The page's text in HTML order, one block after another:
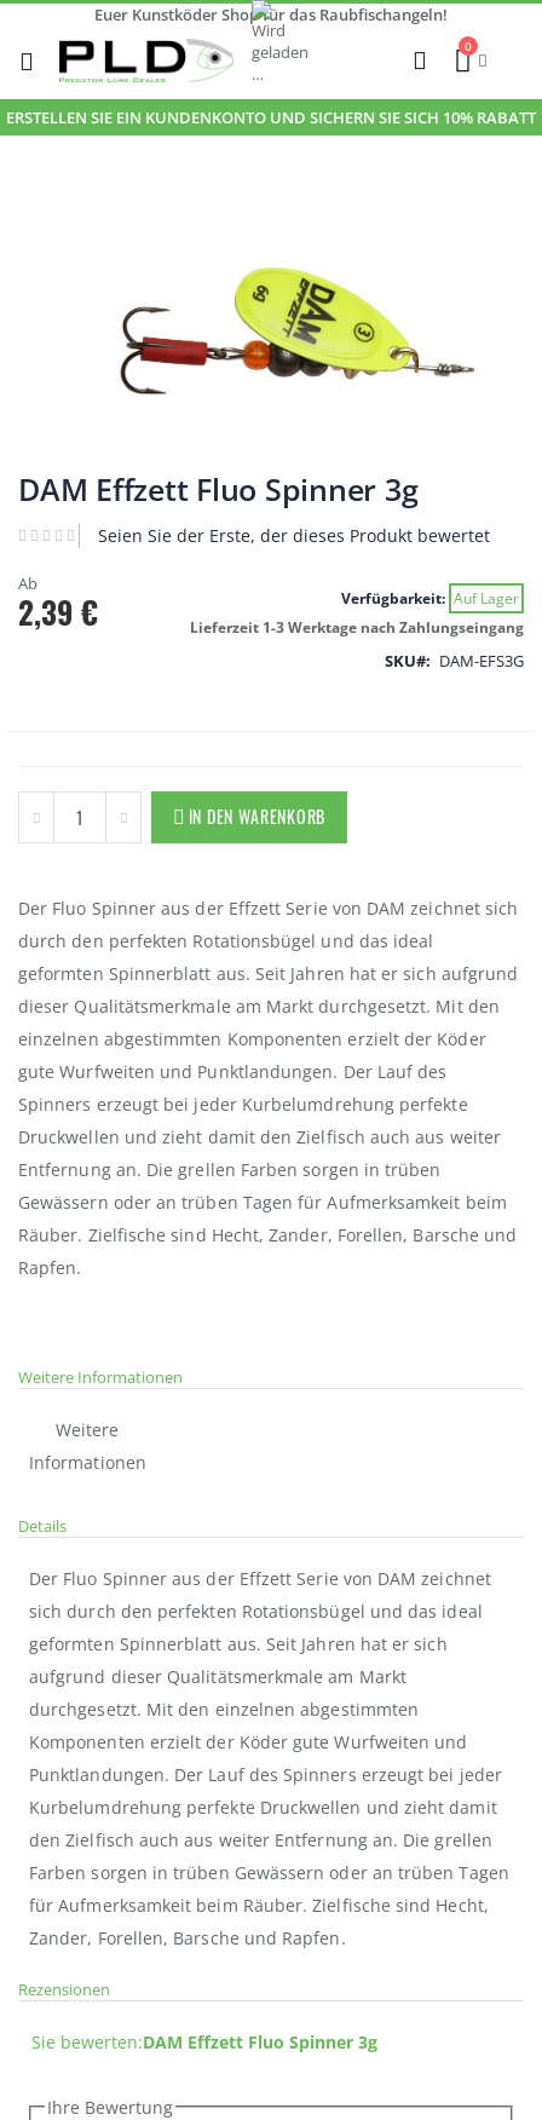
Euer Kunstköder Shop für das Raubfischangeln!
Zum
Inhalt
springen
Cart
0
Suche
ERSTELLEN SIE EIN KUNDENKONTO UND SICHERN SIE SICH 10% RABATT
Anfang
der
Bildgalerie
springen
DAM Effzett Fluo Spinner 3g
Seien Sie der Erste, der dieses Produkt bewertet
Ab
2,39 € Verfügbarkeit: Auf Lager
Lieferzeit 1-3 Werktage nach Zahlungseingang
SKU DAM-EFS3G
IN DEN WARENKORB
Der Fluo Spinner aus der Effzett Serie von DAM zeichnet sich
durch den perfekten Rotationsbügel und das ideal
geformten Spinnerblatt aus. Seit Jahren hat er sich aufgrund
dieser Qualitätsmerkmale am Markt durchgesetzt. Mit den
einzelnen abgestimmten Komponenten erzielt der Köder
gute Wurfweiten und Punktlandungen. Der Lauf des
Spinners erzeugt bei jeder Kurbelumdrehung perfekte
Druckwellen und zieht damit den Zielfisch auch aus weiter
Entfernung an. Die grellen Farben sorgen in trüben
Gewässern oder an trüben Tagen für Aufmerksamkeit beim
Räuber. Zielfische sind Hecht, Zander, Forellen, Barsche und
Rapfen.
Weitere Informationen
Weitere
Informationen
Details
Der Fluo Spinner aus der Effzett Serie von DAM zeichnet
sich durch den perfekten Rotationsbügel und das ideal
geformten Spinnerblatt aus. Seit Jahren hat er sich
aufgrund dieser Qualitätsmerkmale am Markt
durchgesetzt. Mit den einzelnen abgestimmten
Komponenten erzielt der Köder gute Wurfweiten und
Punktlandungen. Der Lauf des Spinners erzeugt bei jeder
Kurbelumdrehung perfekte Druckwellen und zieht damit
den Zielfisch auch aus weiter Entfernung an. Die grellen
Farben sorgen in trüben Gewässern oder an trüben Tagen
für Aufmerksamkeit beim Räuber. Zielfische sind Hecht,
Zander, Forellen, Barsche und Rapfen.
Rezensionen
Sie bewerten:DAM Effzett Fluo Spinner 3g
Ihre Bewertung